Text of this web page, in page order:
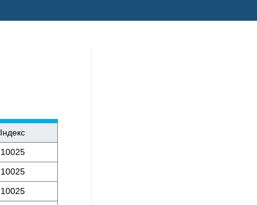
Індекс
10025
10025
10025